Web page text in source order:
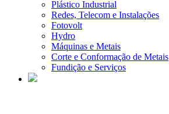
Plástico Industrial
Redes, Telecom e Instalações
Fotovolt
Hydro
Máquinas e Metais
Corte e Conformação de Metais
Fundição e Serviços